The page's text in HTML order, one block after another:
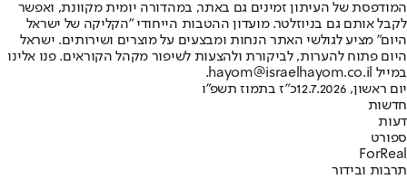
המודפסת של העיתון זמינים גם באתר, במהדורה יומית מקוונת, ואפשר
לקבל אותם גם בניוזלטר. מועדון ההטבות הייחודי "הקליקה של ישראל
היום" מציע לגולשי האתר הנחות ומבצעים על מוצרים ושירותים. ישראל
היום פתוח להערות, לביקורת ולהצעות לשיפור מקהל הקוראים. פנו אלינו
במייל hayom@israelhayom.co.il.
יום ראשון, 12.7.2026
כ"ז בתמוז תשפ"ו
חדשות
דעות
ספורט
ForReal
תרבות ובידור